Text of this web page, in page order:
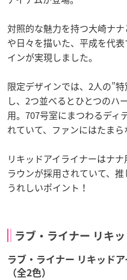
対照的な魅力を持つ大崎ナ
や日々を描いた、平成を代
インが実現しました。
限定デザインでは、2人の”
し、2つ並べるとひとつのハ
用。707号室にまつわるディ
れていて、ファンにはたまら
リキッドアイライナーはナ
ラウンが採用されていて、
うれしいポイント！
ラブ・ライナー リキ
ラブ・ライナー リキッド
（全2色）